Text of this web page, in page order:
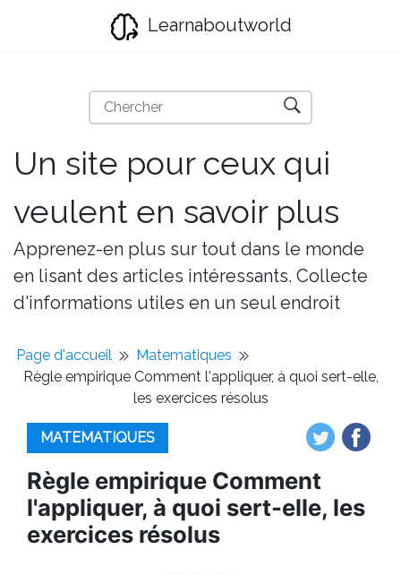
Learnaboutworld
Un site pour ceux qui
veulent en savoir plus
Apprenez-en plus sur tout dans le monde
en lisant des articles intéressants. Collecte
d'informations utiles en un seul endroit
Page d'accueil
Matematiques
Règle empirique Comment l'appliquer, à quoi sert-elle,
les exercices résolus
MATEMATIQUES
Règle empirique Comment
l'appliquer, à quoi sert-elle, les
exercices résolus